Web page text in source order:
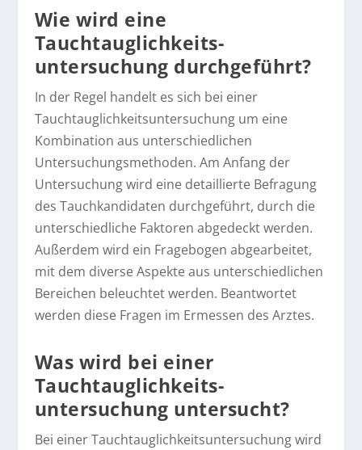
Wie wird eine
Tauchtauglichkeits­
untersuchung durchgeführt?
In der Regel handelt es sich bei einer
Tauchtauglichkeitsuntersuchung um eine
Kombination aus unterschiedlichen
Untersuchungsmethoden. Am Anfang der
Untersuchung wird eine detaillierte Befragung
des Tauchkandidaten durchgeführt, durch die
unterschiedliche Faktoren abgedeckt werden.
Außerdem wird ein Fragebogen abgearbeitet,
mit dem diverse Aspekte aus unterschiedlichen
Bereichen beleuchtet werden. Beantwortet
werden diese Fragen im Ermessen des Arztes.
Was wird bei einer
Tauchtauglichkeits­
untersuchung untersucht?
Bei einer Tauchtauglichkeitsuntersuchung wird